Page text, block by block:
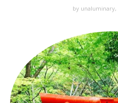
by unaluminary,